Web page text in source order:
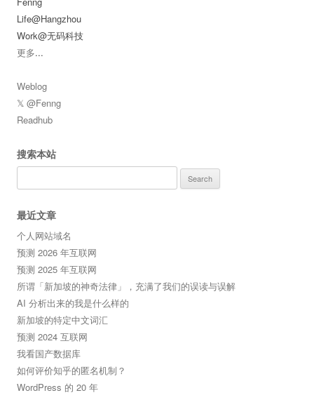
Life@Hangzhou
Work@无码科技
更多...
Weblog
𝕏 @Fenng
Readhub
搜索本站
for:
最近文章
个人网站域名
预测 2026 年互联网
预测 2025 年互联网
所谓「新加坡的神奇法律」，充满了我们的误读与误解
AI 分析出来的我是什么样的
新加坡的特定中文词汇
预测 2024 互联网
我看国产数据库
如何评价知乎的匿名机制？
WordPress 的 20 年